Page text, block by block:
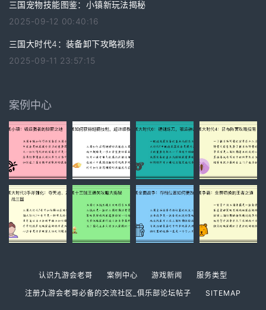
三国宠物技能图鉴：小镇新玩法揭秘
2025-09-12 00:40:16
三国大时代4：装备卸下攻略视频
2025-09-11 23:57:15
案例中心
认识九游会老哥 案例中心 游戏新闻
服务类型
注册九游会老哥必备的交流社区_俱乐部论坛帖子
SITEMAP